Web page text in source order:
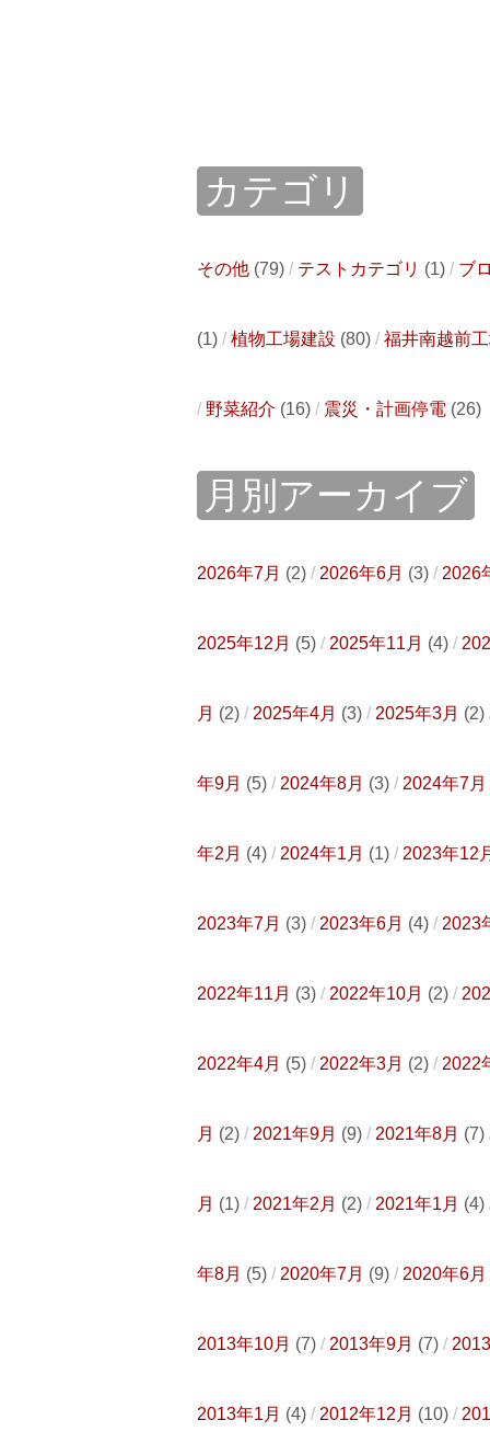
カテゴリ
その他 (79) テストカテゴリ (1) ブ
(1) 植物工場建設 (80) 福井南越前
野菜紹介 (16) 震災・計画停電 (26)
月別アーカイブ
2026年7月 (2) 2026年6月 (3) 2026
2025年12月 (5) 2025年11月 (4)
月 (2) 2025年4月 (3) 2025年3月 (2)
年9月 (5) 2024年8月 (3) 2024年7月
年2月 (4) 2024年1月 (1) 2023年12
2023年7月 (3) 2023年6月 (4) 2023
2022年11月 (3) 2022年10月 (2)
2022年4月 (5) 2022年3月 (2) 2022
月 (2) 2021年9月 (9) 2021年8月 (7)
月 (1) 2021年2月 (2) 2021年1月 (4)
年8月 (5) 2020年7月 (9) 2020年6月
2013年10月 (7) 2013年9月 (7)
2013年1月 (4) 2012年12月 (10)